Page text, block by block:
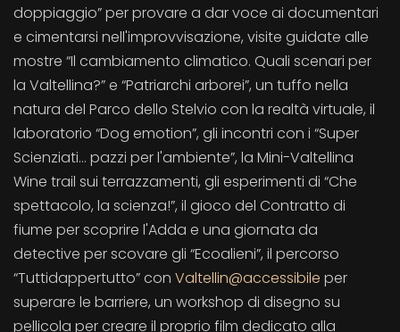
doppiaggio” per provare a dar voce ai documentari
e cimentarsi nell'improvvisazione, visite guidate alle
mostre “Il cambiamento climatico. Quali scenari per
la Valtellina?” e “Patriarchi arborei”, un tuffo nella
natura del Parco dello Stelvio con la realtà virtuale, il
laboratorio “Dog emotion”, gli incontri con i “Super
Scienziati... pazzi per l'ambiente”, la Mini-Valtellina
Wine trail sui terrazzamenti, gli esperimenti di “Che
spettacolo, la scienza!”, il gioco del Contratto di
fiume per scoprire l'Adda e una giornata da
detective per scovare gli “Ecoalieni”, il percorso
“Tuttidappertutto” con Valtellin@accessibile per
superare le barriere, un workshop di disegno su
pellicola per creare il proprio film dedicato alla